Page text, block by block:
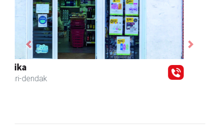
Aita Larramendi Ikastola
Andoain - Hezkuntza
Previous Next